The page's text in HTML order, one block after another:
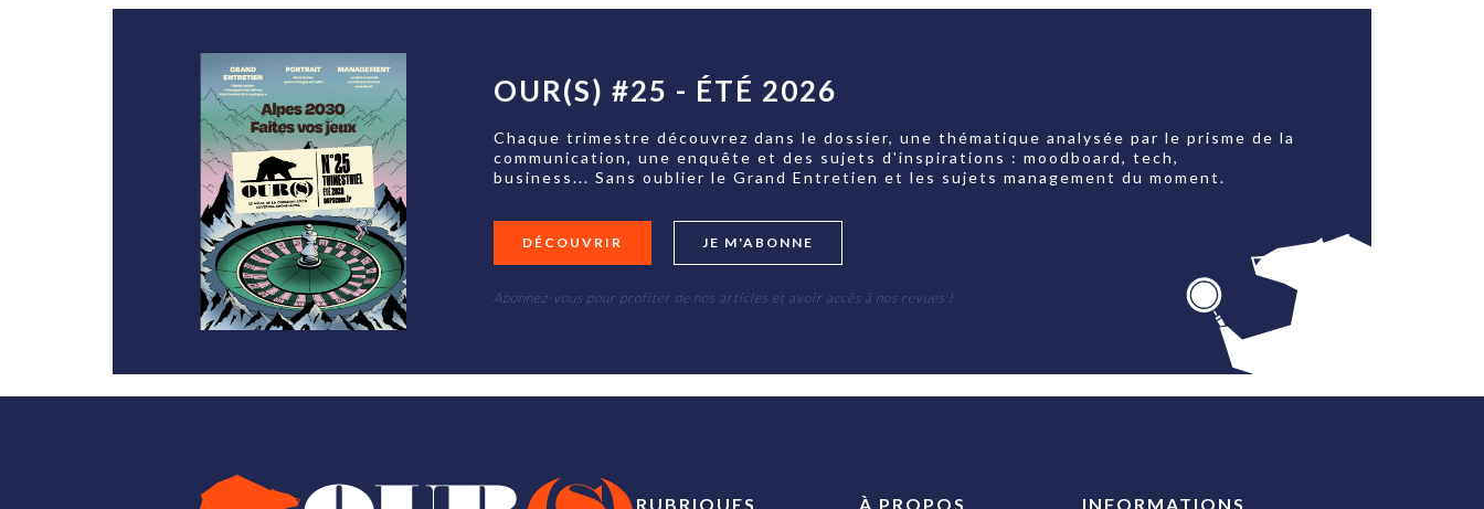
OUR(S) #25 - ÉTÉ 2026
Chaque trimestre découvrez dans le dossier, une thématique analysée par le prisme de la
communication, une enquête et des sujets d'inspirations : moodboard, tech,
business... Sans oublier le Grand Entretien et les sujets management du moment.
DÉCOUVRIR JE M'ABONNE
Abonnez-vous pour profiter de nos articles et avoir accès à nos revues !
RUBRIQUES À PROPOS INFORMATIONS